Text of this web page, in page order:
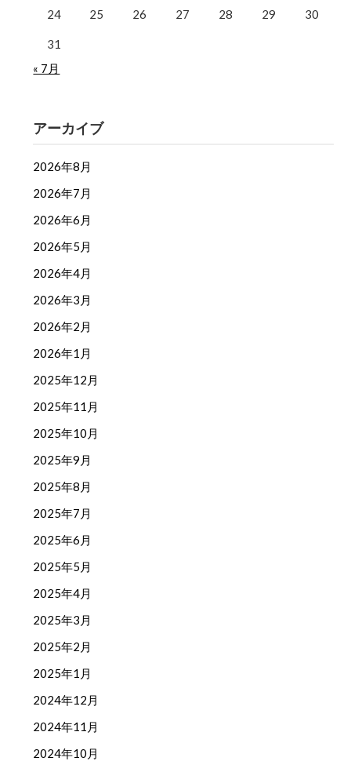
24 25 26 27 28 29 30
31
« 7月
アーカイブ
2026年8月
2026年7月
2026年6月
2026年5月
2026年4月
2026年3月
2026年2月
2026年1月
2025年12月
2025年11月
2025年10月
2025年9月
2025年8月
2025年7月
2025年6月
2025年5月
2025年4月
2025年3月
2025年2月
2025年1月
2024年12月
2024年11月
2024年10月